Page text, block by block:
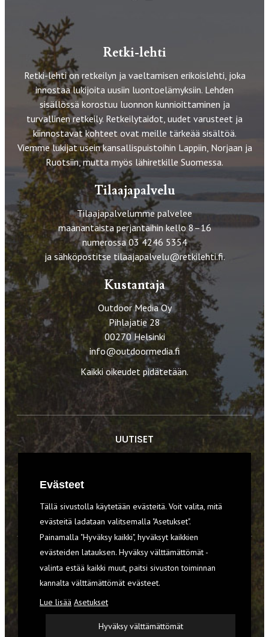
Retki-lehti
Retki-lehti on retkeilyn ja vaeltamisen erikoislehti, joka
innostaa lukijoita uusiin luontoelämyksiin. Lehden
sisällössä korostuu luonnon kunnioittaminen ja
turvallinen retkeily. Retkeilytaidot, uudet varusteet ja
kiinnostavat kohteet ovat meille tärkeää sisältöä.
Viemme lukijat usein kansallispuistoihin Lappiin, Norjaan ja
Ruotsiin, mutta myös lähiretkille Suomessa.
Tilaajapalvelu
Tilaajapalvelumme palvelee
maanantaista perjantaihin kello 8–16
numerossa 03 4246 5354
ja sähköpostitse tilaajapalvelu@retkilehti.fi.
Kustantaja
Outdoor Media Oy
Pihlajatie 28
00270 Helsinki
info@outdoormedia.fi
Kaikki oikeudet pidätetään.
UUTISET
VARUSTEET
TILAA RETKI-LEHTI
YHTEYSTIEDOT
REKISTERISELOSTE
EVÄSTEET
Evästeet
Tällä sivustolla käytetään evästeitä. Voit valita, mitä
evästeitä ladataan valitsemalla "Asetukset".
Painamalla "Hyväksy kaikki", hyväksyt kaikkien
evästeiden latauksen. Hyväksy välttämättömät -
valinta estää kaikki muut, paitsi sivuston toiminnan
kannalta välttämättömät evästeet.
Lue lisää Asetukset
Hyväksy välttämättömät